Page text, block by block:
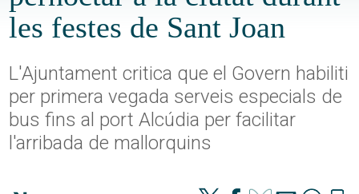
les festes de Sant Joan
L'Ajuntament critica que el Govern habiliti
per primera vegada serveis especials de
bus fins al port Alcúdia per facilitar
l'arribada de mallorquins